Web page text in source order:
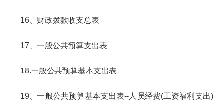
16、财政拨款收支总表
17、一般公共预算支出表
18.一般公共预算基本支出表
19、一般公共预算基本支出表--人员经费(工资福利支出)